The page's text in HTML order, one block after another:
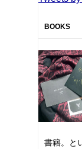
BOOKS
書籍。と